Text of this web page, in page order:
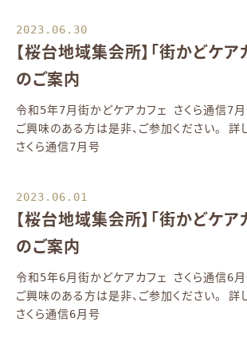
2023.06.30
【桜台地域集会所】「街かどケア
のご案内
令和5年7月街かどケアカフェ さくら通信7月
ご興味のある方は是非、ご参加ください。 詳
さくら通信7月号
2023.06.01
【桜台地域集会所】「街かどケア
のご案内
令和5年6月街かどケアカフェ さくら通信6月
ご興味のある方は是非、ご参加ください。 詳
さくら通信6月号